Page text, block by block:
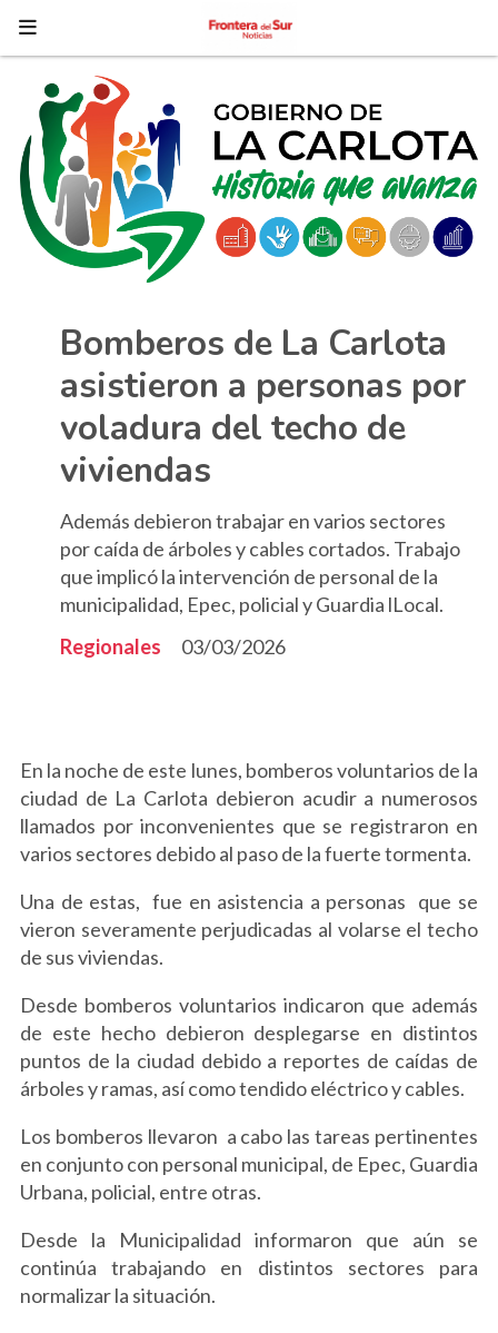
Bomberos de La Carlota
asistieron a personas por
voladura del techo de
viviendas
Además debieron trabajar en varios sectores
por caída de árboles y cables cortados. Trabajo
que implicó la intervención de personal de la
municipalidad, Epec, policial y Guardia lLocal.
Regionales
03/03/2026
En la noche de este lunes, bomberos voluntarios de la
ciudad de La Carlota debieron acudir a numerosos
llamados por inconvenientes que se registraron en
varios sectores debido al paso de la fuerte tormenta.
Una de estas, fue en asistencia a personas que se
vieron severamente perjudicadas al volarse el techo
de sus viviendas.
Desde bomberos voluntarios indicaron que además
de este hecho debieron desplegarse en distintos
puntos de la ciudad debido a reportes de caídas de
árboles y ramas, así como tendido eléctrico y cables.
Los bomberos llevaron a cabo las tareas pertinentes
en conjunto con personal municipal, de Epec, Guardia
Urbana, policial, entre otras.
Desde la Municipalidad informaron que aún se
continúa trabajando en distintos sectores para
normalizar la situación.